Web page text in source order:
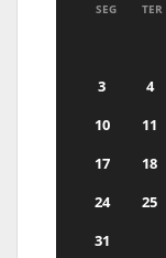
SEG TER
3
4
10
11
17
18
24
25
31